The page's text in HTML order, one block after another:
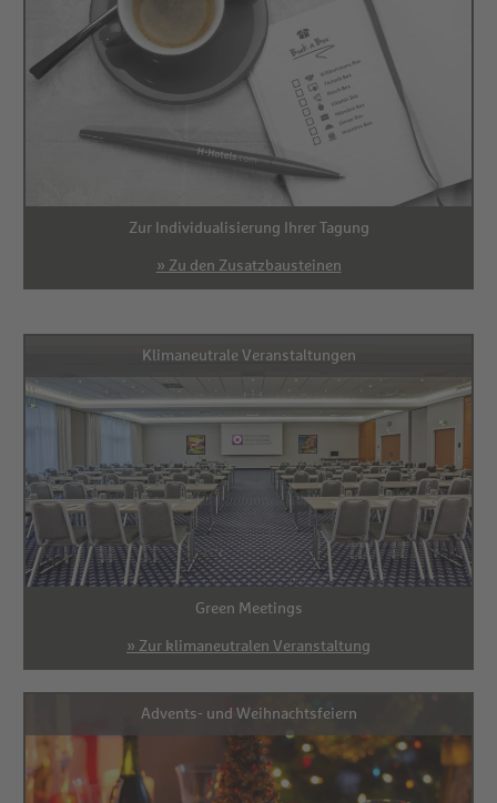
Zur Individualisierung Ihrer Tagung
» Zu den Zusatzbausteinen
Klimaneutrale Veranstaltungen
Green Meetings
» Zur klimaneutralen Veranstaltung
Advents- und Weihnachtsfeiern